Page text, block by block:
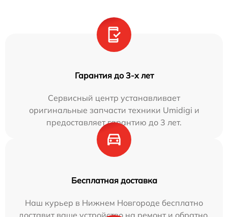
Гарантия до 3-х лет
Сервисный центр устанавливает
оригинальные запчасти техники Umidigi и
предоставляет гарантию до 3 лет.
Бесплатная доставка
Наш курьер в Нижнем Новгороде бесплатно